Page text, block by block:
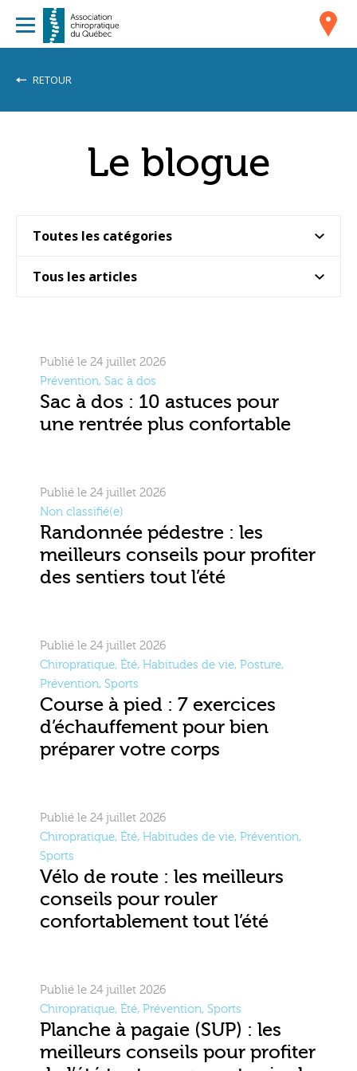
RETOUR
Le blogue
Publié le 24 juillet 2026
Prévention, Sac à dos
Sac à dos : 10 astuces pour
une rentrée plus confortable
Publié le 24 juillet 2026
Non classifié(e)
Randonnée pédestre : les
meilleurs conseils pour profiter
des sentiers tout l’été
Publié le 24 juillet 2026
Chiropratique, Été, Habitudes de vie, Posture,
Prévention, Sports
Course à pied : 7 exercices
d’échauffement pour bien
préparer votre corps
Publié le 24 juillet 2026
Chiropratique, Été, Habitudes de vie, Prévention,
Sports
Vélo de route : les meilleurs
conseils pour rouler
confortablement tout l’été
Publié le 24 juillet 2026
Chiropratique, Été, Prévention, Sports
Planche à pagaie (SUP) : les
meilleurs conseils pour profiter